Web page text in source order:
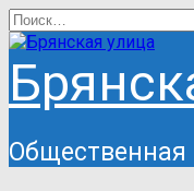
Перейти
к
содержанию
Search
for:
Общественная